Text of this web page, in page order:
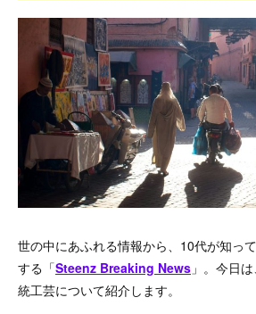
世の中にあふれる情報から、10代が知っ
する「Steenz Breaking News 」。今日
統工芸について紹介します。